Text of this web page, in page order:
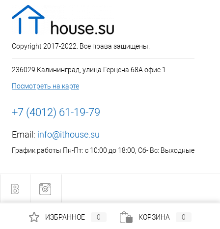
Copyright 2017-2022. Все права защищены.
236029 Калининград, улица Герцена 68А офис 1
Посмотреть на карте
+7 (4012) 61-19-79
Email: info@ithouse.su
График работы Пн-Пт: с 10:00 до 18:00, Сб- Вс: Выходные
ИЗБРАННОЕ 0 КОРЗИНА 0